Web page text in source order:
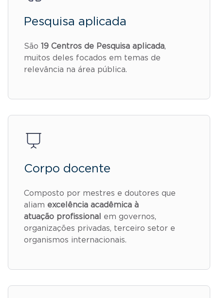
Pesquisa aplicada
São 19 Centros de Pesquisa aplicada,
muitos deles focados em temas de
relevância na área pública.
Corpo docente
Composto por mestres e doutores que
aliam excelência acadêmica à
atuação profissional
em governos,
organizações privadas, terceiro setor e
organismos internacionais.